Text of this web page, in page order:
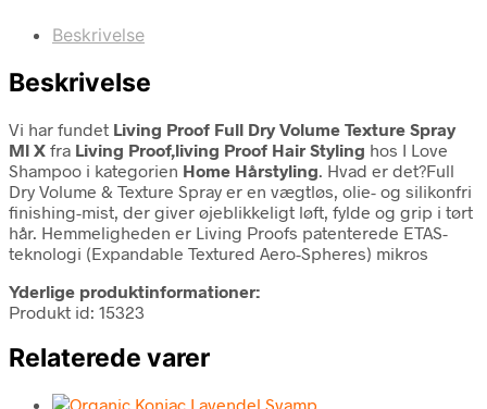
Beskrivelse
Beskrivelse
Vi har fundet Living Proof Full Dry Volume Texture Spray
Ml X fra Living Proof,living Proof Hair Styling hos I Love
Shampoo i kategorien Home Hårstyling. Hvad er det?Full
Dry Volume & Texture Spray er en vægtløs, olie- og silikonfri
finishing-mist, der giver øjeblikkeligt løft, fylde og grip i tørt
hår. Hemmeligheden er Living Proofs patenterede ETAS-
teknologi (Expandable Textured Aero-Spheres) mikros
Yderlige produktinformationer:
Produkt id: 15323
Relaterede varer